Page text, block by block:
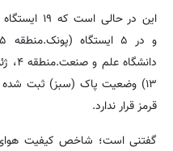
این در
۱۳) وضعیت پاک (سبز) ثبت
قرمز قرار ندارد.